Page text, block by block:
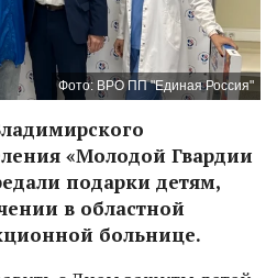
Фото: ВРО ПП "Единая Россия"
«Молодой Гвардии
подарки детям,
в областной
больнице.